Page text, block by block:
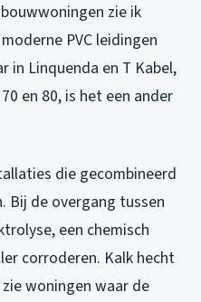
zie ik
PVC leidingen
in Linquenda en T Kabel,
en 80, is het een ander
die gecombineerd
Bij de overgang tussen
een chemisch
corroderen. Kalk hecht
woningen waar de